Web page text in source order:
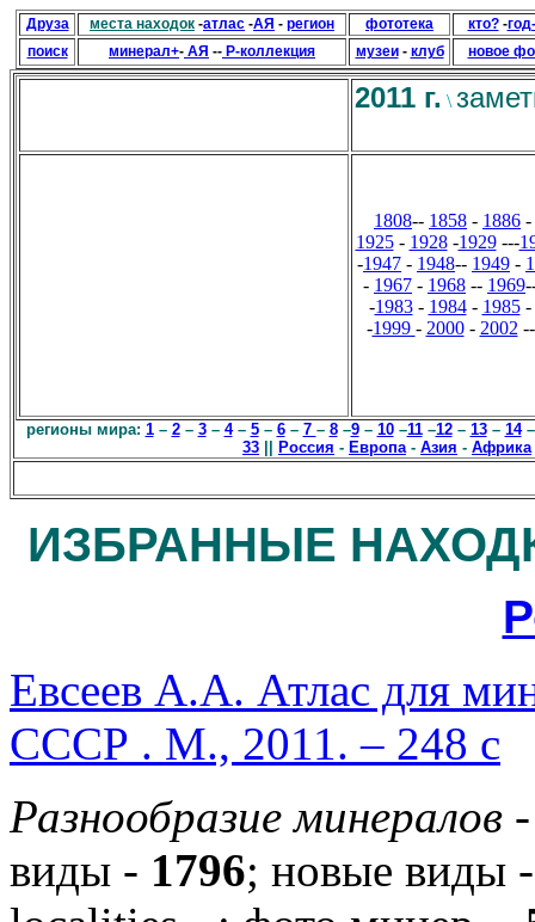
Друза места находок -атлас -АЯ - регион фототека кто?-
поиск
минерал+- АЯ -- Р-коллекция музеи- клуб новое
2011 г. \
1808-- 1858 - 1886 -
1925- 1928-1929---
-1947 - 1948-- 1949 -
- 1967 - 1968 -- 1969
-1983- 1984- 1985-
-1999 - 2000- 2002
регионы мира: 1– 2– 3– 4– 5– 6– 7 – 8–9– 10–11–12– 13– 14
33
Россия - Европа- Азия - Африка
ИЗБРАННЫЕ
Евсеев А.А. Атлас для
СССР . М., 2011. – 248 с
Разнообразие минералов
виды - 1796; новые виды